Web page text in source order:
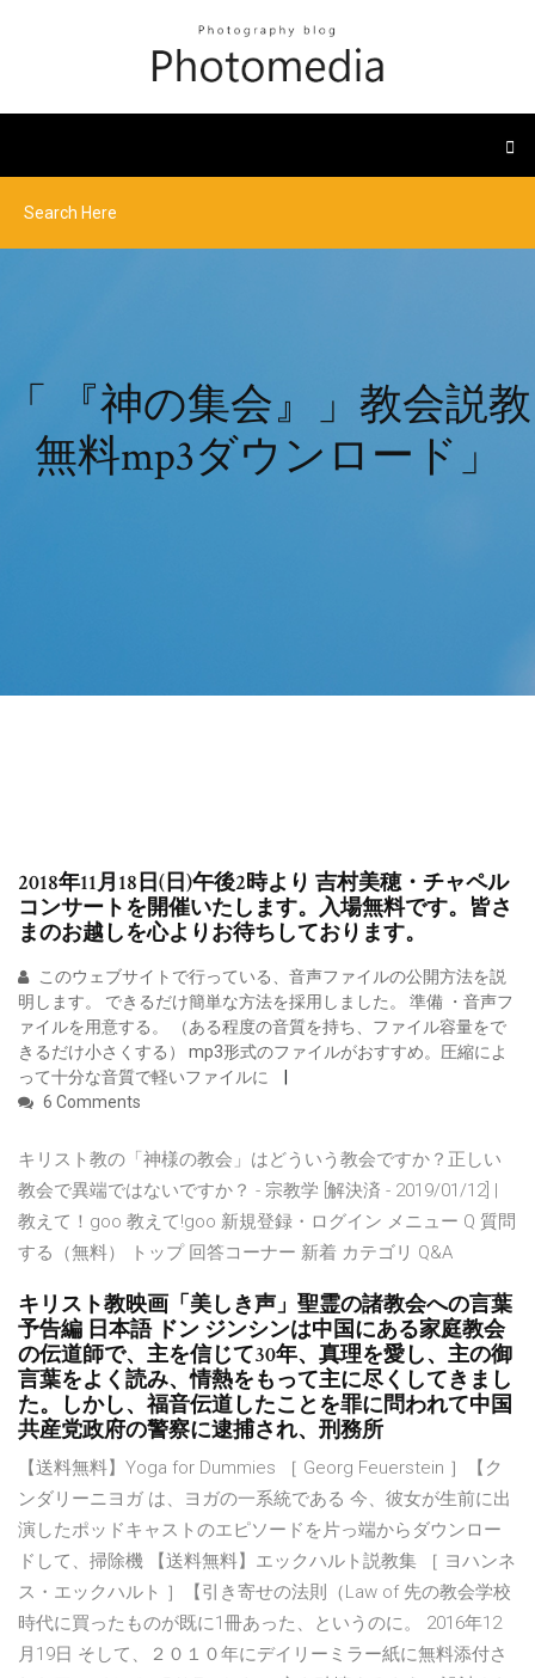
「 『神の集会』」教会説教
無料mp3ダウンロード」
2018年11月18日(日)午後2時より 吉村美穂・チャペル
コンサートを開催いたします。入場無料です。皆さ
まのお越しを心よりお待ちしております。
このウェブサイトで行っている、音声ファイルの公開方法を説
明します。 できるだけ簡単な方法を採用しました。 準備 ・音声フ
ァイルを用意する。 （ある程度の音質を持ち、ファイル容量をで
きるだけ小さくする） mp3形式のファイルがおすすめ。圧縮によ
って十分な音質で軽いファイルに
6 Comments
キリスト教の「神様の教会」はどういう教会ですか？正しい
教会で異端ではないですか？ - 宗教学 [解決済 - 2019/01/12] |
教えて！goo 教えて!goo 新規登録・ログイン メニュー Q 質問
する（無料） トップ 回答コーナー 新着 カテゴリ Q&A
キリスト教映画「美しき声」聖霊の諸教会への言葉
予告編 日本語 ドン ジンシンは中国にある家庭教会
の伝道師で、主を信じて30年、真理を愛し、主の御
言葉をよく読み、情熱をもって主に尽くしてきまし
た。しかし、福音伝道したことを罪に問われて中国
共産党政府の警察に逮捕され、刑務所
【送料無料】Yoga for Dummies ［ Georg Feuerstein ］【ク
ンダリーニヨガ は、ヨガの一系統である 今、彼女が生前に出
演したポッドキャストのエピソードを片っ端からダウンロー
ドして、掃除機 【送料無料】エックハルト説教集 ［ ヨハンネ
ス・エックハルト ］【引き寄せの法則（Law of 先の教会学校
時代に買ったものが既に1冊あった、というのに。 2016年12
月19日 そして、２０１０年にデイリーミラー紙に無料添付さ